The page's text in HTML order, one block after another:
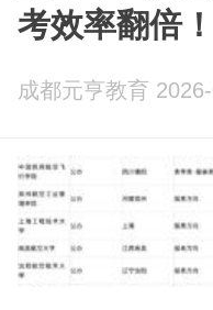
考效率翻倍
成都元亨教育